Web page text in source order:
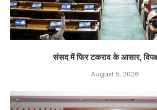
संसद में फिर टकराव के आसार,
August 5, 2026